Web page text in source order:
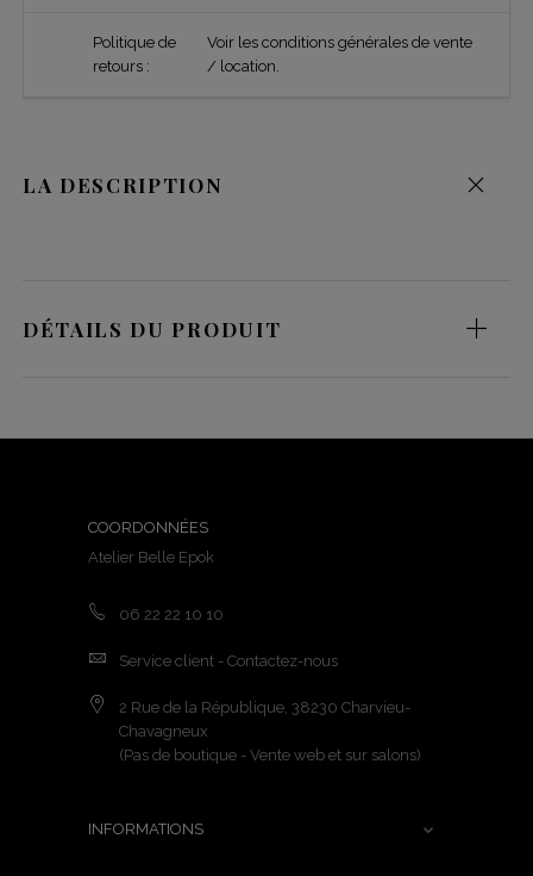
Politique de
retours :
Voir les conditions générales de vente
/ location.
LA DESCRIPTION
DÉTAILS DU PRODUIT
COORDONNÉES
Atelier Belle Epok
06 22 22 10 10
Service client - Contactez-nous
2 Rue de la République, 38230 Charvieu-
Chavagneux
(Pas de boutique - Vente web et sur salons)
INFORMATIONS 